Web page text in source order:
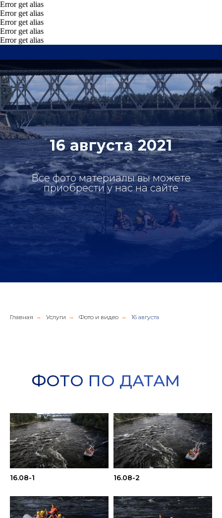
Error get alias
Error get alias
Error get alias
Error get alias
Error get alias
16 августа 2021
Все фото материалы вы можете
приобрести у нас на сайте
Главная → Услуги → Фото и видео → 16 августа
ФОТО ПО ДАТАМ
16.08-1 16.08-2